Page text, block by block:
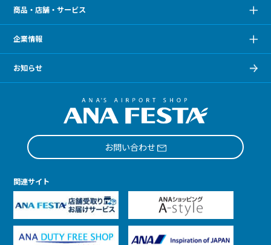
商品・店舗・サービス
企業情報
お知らせ
お問い合わせ
関連サイト